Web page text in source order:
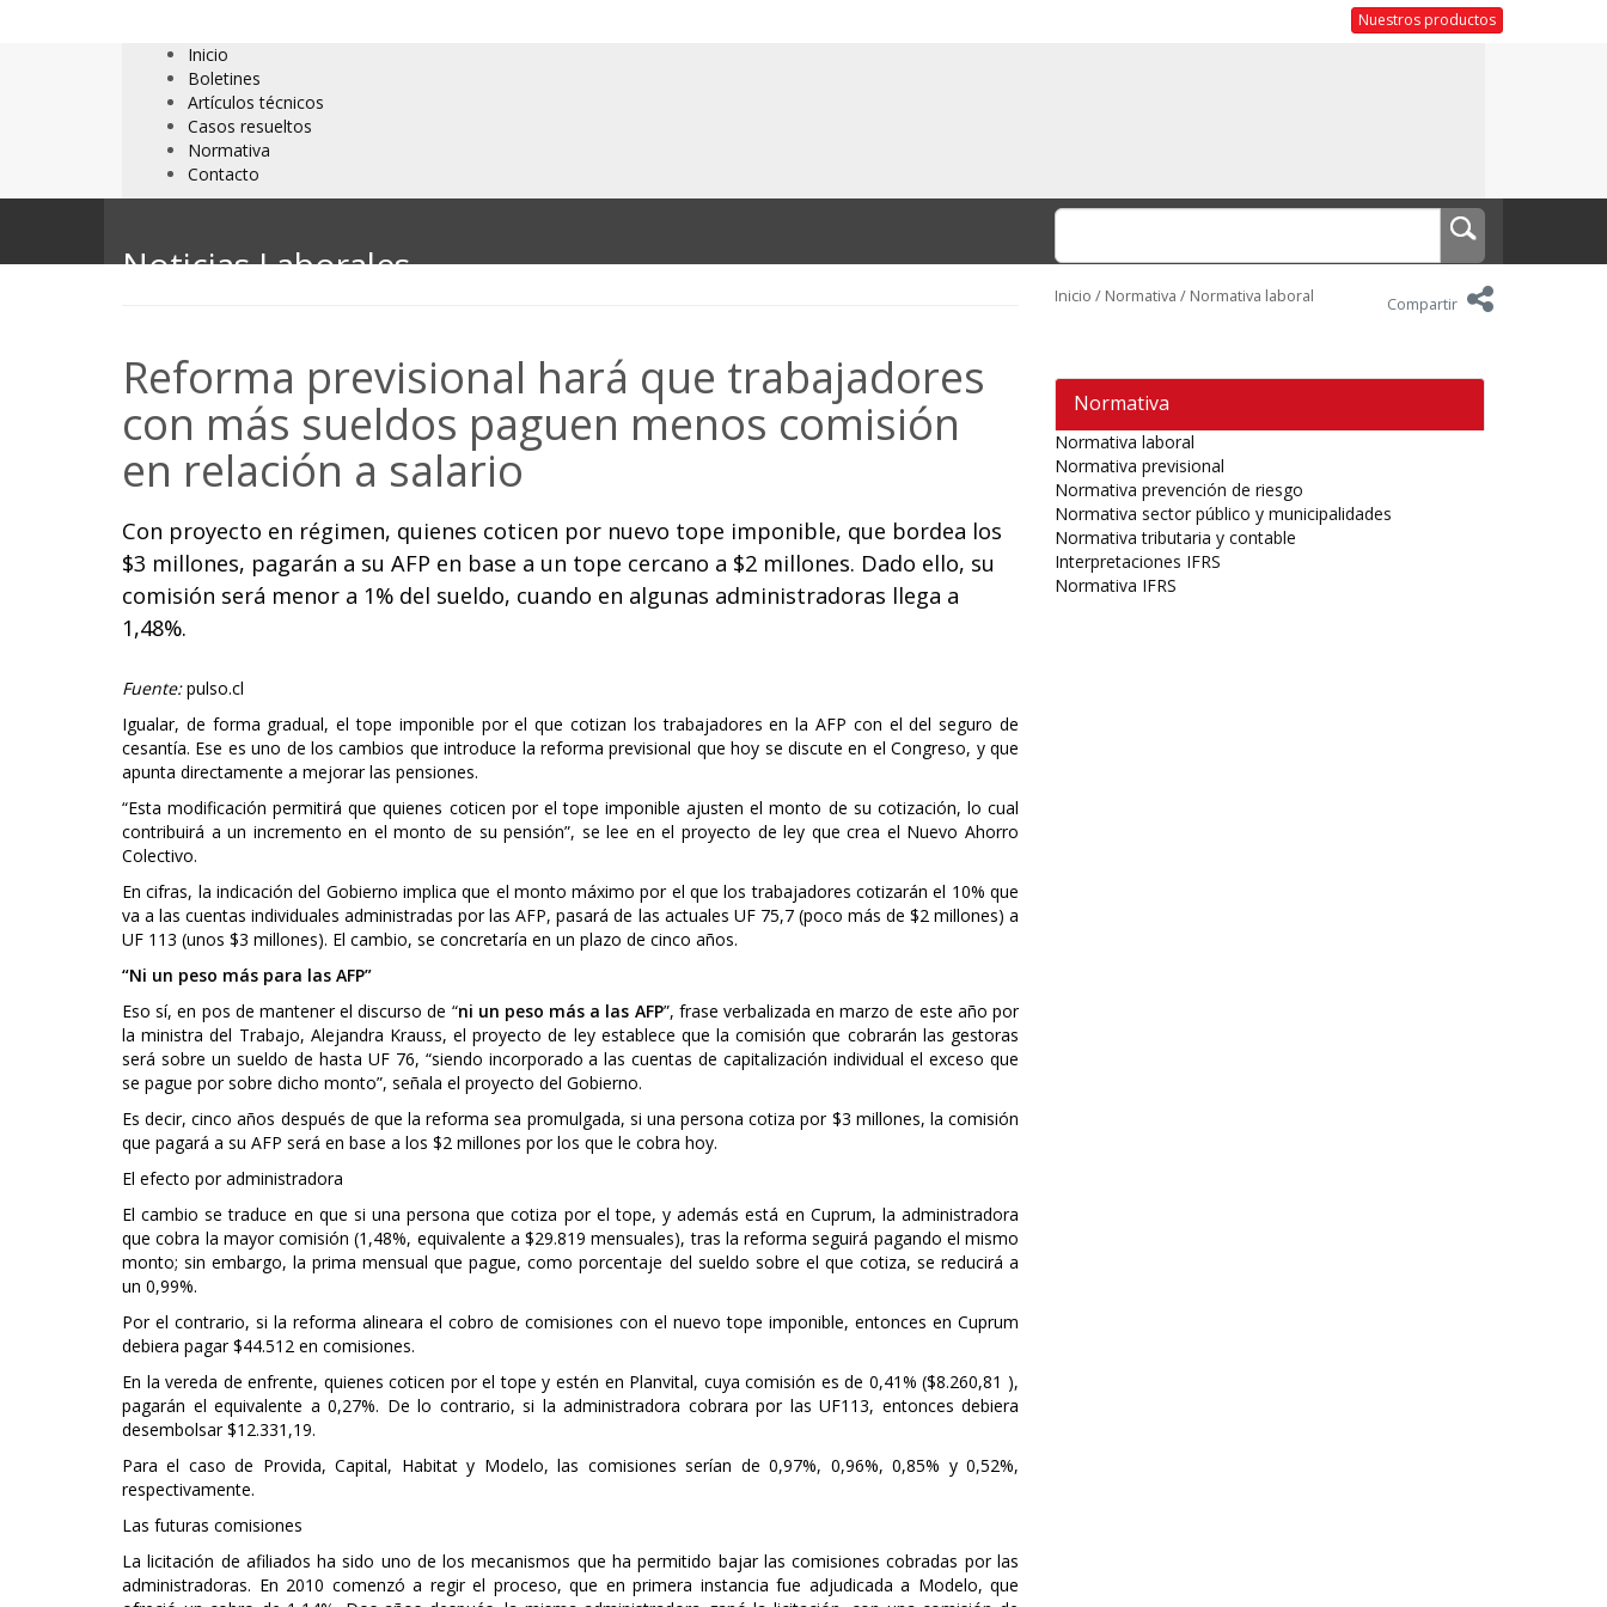
Nuestros productos
Inicio
Boletines
Artículos técnicos
Casos resueltos
Normativa
Contacto
Noticias Laborales
Inicio / Normativa / Normativa laboral Compartir
Reforma previsional hará que trabajadores
con más sueldos paguen menos comisión
en relación a salario
Con proyecto en régimen, quienes coticen por nuevo tope imponible, que bordea los
$3 millones, pagarán a su AFP en base a un tope cercano a $2 millones. Dado ello, su
comisión será menor a 1% del sueldo, cuando en algunas administradoras llega a
1,48%.
Fuente:pulso.cl
Igualar, de forma gradual, el tope imponible por el que cotizan los trabajadores en la AFP con el del seguro de
cesantía. Ese es uno de los cambios que introduce la reforma previsional que hoy se discute en el Congreso, y que
apunta directamente a mejorar las pensiones.
“Esta modificación permitirá que quienes coticen por el tope imponible ajusten el monto de su cotización, lo cual
contribuirá a un incremento en el monto de su pensión”, se lee en el proyecto de ley que crea el Nuevo Ahorro
Colectivo.
En cifras, la indicación del Gobierno implica que el monto máximo por el que los trabajadores cotizarán el 10% que
va a las cuentas individuales administradas por las AFP, pasará de las actuales UF 75,7 (poco más de $2 millones) a
UF 113 (unos $3 millones). El cambio, se concretaría en un plazo de cinco años.
“Ni un peso más para las AFP”
Eso sí, en pos de mantener el discurso de “ni un peso más a las AFP”, frase verbalizada en marzo de este año por
la ministra del Trabajo, Alejandra Krauss, el proyecto de ley establece que la comisión que cobrarán las gestoras
será sobre un sueldo de hasta UF 76, “siendo incorporado a las cuentas de capitalización individual el exceso que
se pague por sobre dicho monto”, señala el proyecto del Gobierno.
Es decir, cinco años después de que la reforma sea promulgada, si una persona cotiza por $3 millones, la comisión
que pagará a su AFP será en base a los $2 millones por los que le cobra hoy.
El efecto por administradora
El cambio se traduce en que si una persona que cotiza por el tope, y además está en Cuprum, la administradora
que cobra la mayor comisión (1,48%, equivalente a $29.819 mensuales), tras la reforma seguirá pagando el mismo
monto; sin embargo, la prima mensual que pague, como porcentaje del sueldo sobre el que cotiza, se reducirá a
un 0,99%.
Por el contrario, si la reforma alineara el cobro de comisiones con el nuevo tope imponible, entonces en Cuprum
debiera pagar $44.512 en comisiones.
En la vereda de enfrente, quienes coticen por el tope y estén en Planvital, cuya comisión es de 0,41% ($8.260,81 ),
pagarán el equivalente a 0,27%. De lo contrario, si la administradora cobrara por las UF113, entonces debiera
desembolsar $12.331,19.
Para el caso de Provida, Capital, Habitat y Modelo, las comisiones serían de 0,97%, 0,96%, 0,85% y 0,52%,
respectivamente.
Las futuras comisiones
La licitación de afiliados ha sido uno de los mecanismos que ha permitido bajar las comisiones cobradas por las
administradoras. En 2010 comenzó a regir el proceso, que en primera instancia fue adjudicada a Modelo, que
Normativa
Normativa laboral
Normativa previsional
Normativa prevención de riesgo
Normativa sector público y municipalidades
Normativa tributaria y contable
Interpretaciones IFRS
Normativa IFRS